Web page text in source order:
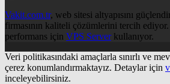
Vakit.com.tr, web sitesi altyapısını
firmasının kaliteli çözümlerini tercih
performans için VPS Serverkullanıyor.
Veri politikasındaki amaçlarla sınırlı ve
çerez konumlandırmaktayız. Detaylar için
inceleyebilirsiniz.